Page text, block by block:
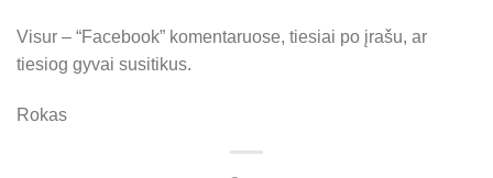
Visur – “Facebook” komentaruose, tiesiai po įrašu, ar
tiesiog gyvai susitikus.
Rokas